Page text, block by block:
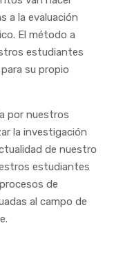
a la evaluación
El método a
estudiantes
su propio
por nuestros
la investigación
de nuestro
estudiantes
de
al campo de